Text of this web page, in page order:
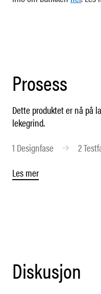
Prosess
Dette produktet er nå på
lekegrind.
1 Designfase 2
Les mer
Diskusjon